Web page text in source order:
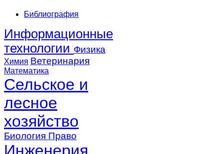
Библиография
Информационные
технологии Физика
Химия Ветеринария
Математика
Сельское и
лесное
хозяйство
Биология Право
Инженерия